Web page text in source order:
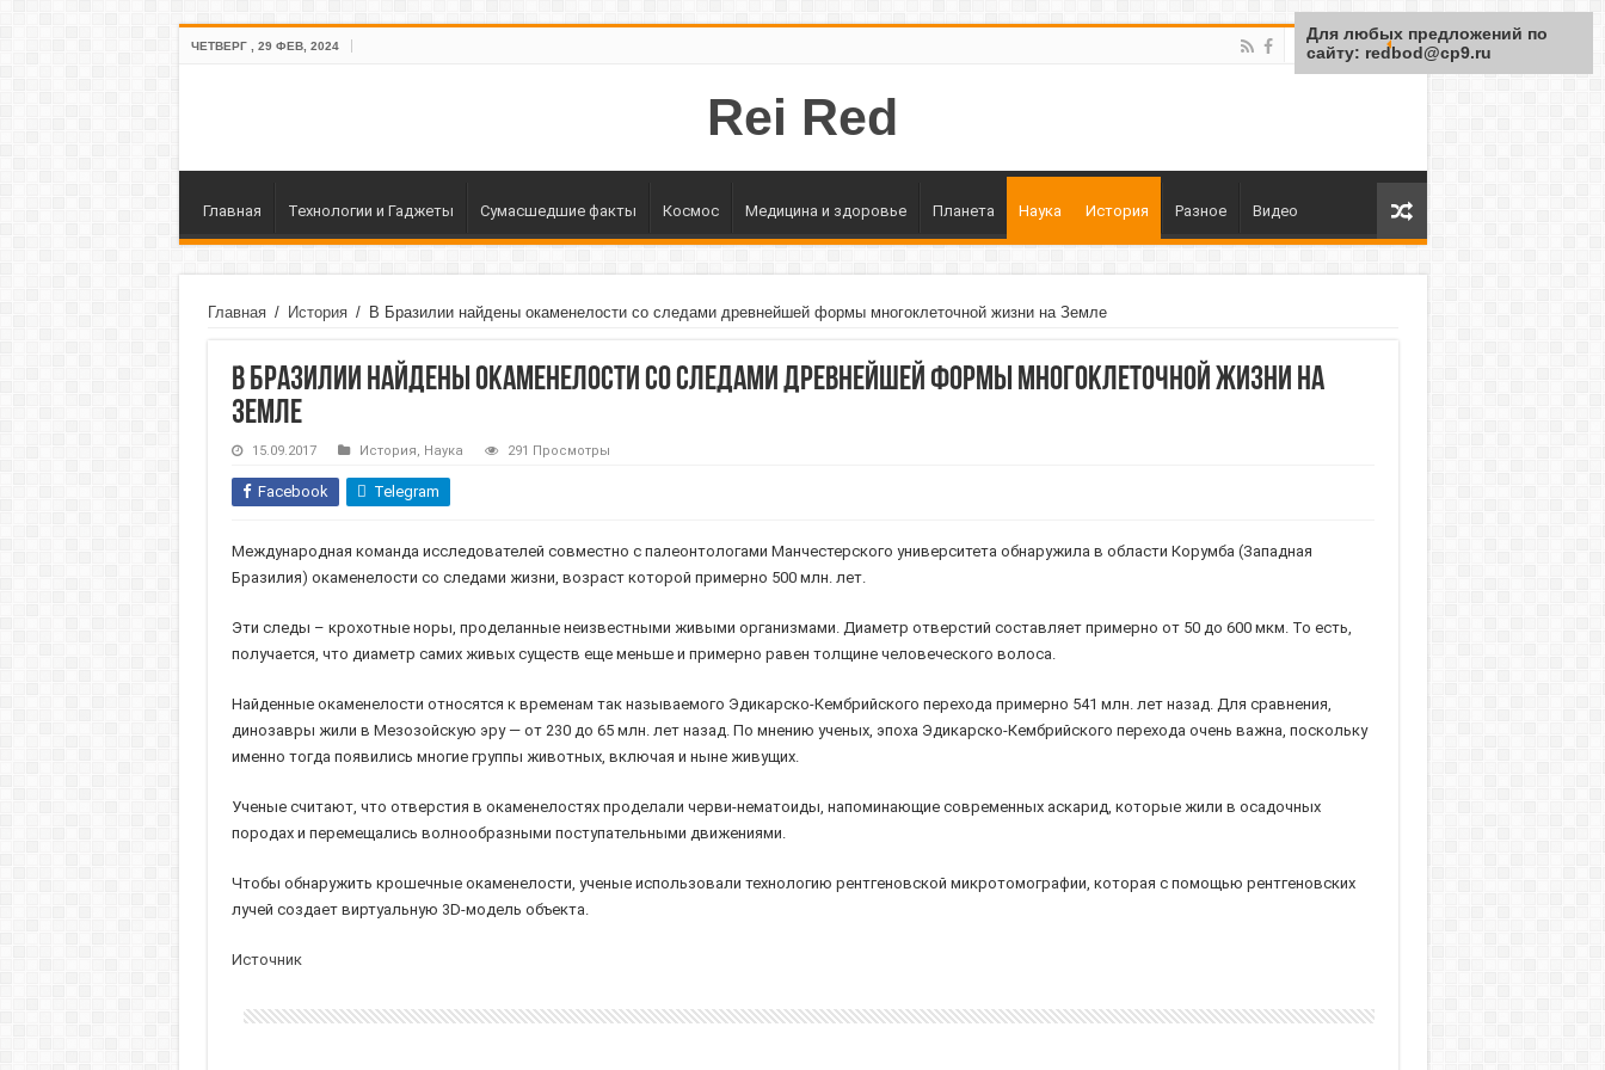
ЧЕТВЕРГ , 29 ФЕВ, 2024
Rei Red
Главная Технологии и Гаджеты Сумасшедшие факты Космос Медицина и здоровье Планета Наука История Разное Видео
Главная / История / В Бразилии найдены окаменелости со следами древнейшей формы многоклеточной жизни на Земле
В Бразилии найдены окаменелости со следами древнейшей формы многоклеточной жизни на
Земле
15.09.2017 История, Наука 291 Просмотры
Facebook Telegram
Международная команда исследователей совместно с палеонтологами Манчестерского университета обнаружила в области Корумба (Западная
Бразилия) окаменелости со следами жизни, возраст которой примерно 500 млн. лет.
Эти следы – крохотные норы, проделанные неизвестными живыми организмами. Диаметр отверстий составляет примерно от 50 до 600 мкм. То есть,
получается, что диаметр самих живых существ еще меньше и примерно равен толщине человеческого волоса.
Найденные окаменелости относятся к временам так называемого Эдикарско-Кембрийского перехода примерно 541 млн. лет назад. Для сравнения,
динозавры жили в Мезозойскую эру — от 230 до 65 млн. лет назад. По мнению ученых, эпоха Эдикарско-Кембрийского перехода очень важна, поскольку
именно тогда появились многие группы животных, включая и ныне живущих.
Ученые считают, что отверстия в окаменелостях проделали черви-нематоиды, напоминающие современных аскарид, которые жили в осадочных
породах и перемещались волнообразными поступательными движениями.
Чтобы обнаружить крошечные окаменелости, ученые использовали технологию рентгеновской микротомографии, которая с помощью рентгеновских
лучей создает виртуальную 3D-модель объекта.
Источник
Для любых предложений по
сайту: redbod@cp9.ru